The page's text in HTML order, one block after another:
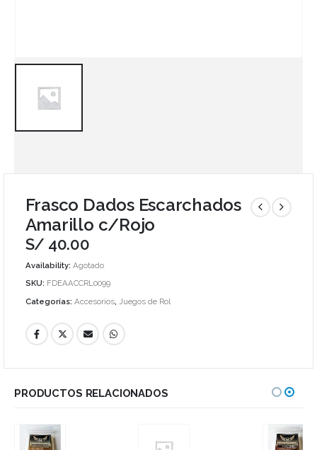
Frasco Dados Escarchados
Amarillo c/Rojo
S/ 40.00
Availability: Agotado
SKU: FDEAACCRL0099
Categorías: Accesorios, Juegos de Rol
PRODUCTOS RELACIONADOS